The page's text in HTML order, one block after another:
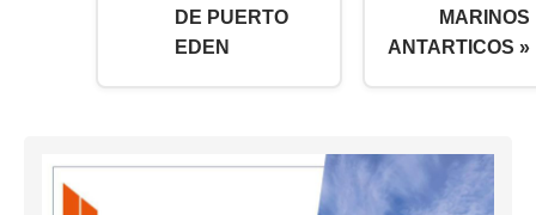
DE PUERTO
EDEN
MARINOS
ANTARTICOS »